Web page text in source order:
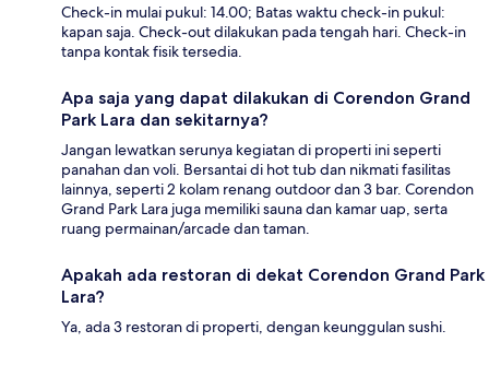
Check-in mulai pukul: 14.00; Batas waktu check-in pukul:
kapan saja. Check-out dilakukan pada tengah hari. Check-in
tanpa kontak fisik tersedia.
Apa saja yang dapat dilakukan di Corendon Grand
Park Lara dan sekitarnya?
Jangan lewatkan serunya kegiatan di properti ini seperti
panahan dan voli. Bersantai di hot tub dan nikmati fasilitas
lainnya, seperti 2 kolam renang outdoor dan 3 bar. Corendon
Grand Park Lara juga memiliki sauna dan kamar uap, serta
ruang permainan/arcade dan taman.
Apakah ada restoran di dekat Corendon Grand Park
Lara?
Ya, ada 3 restoran di properti, dengan keunggulan sushi.